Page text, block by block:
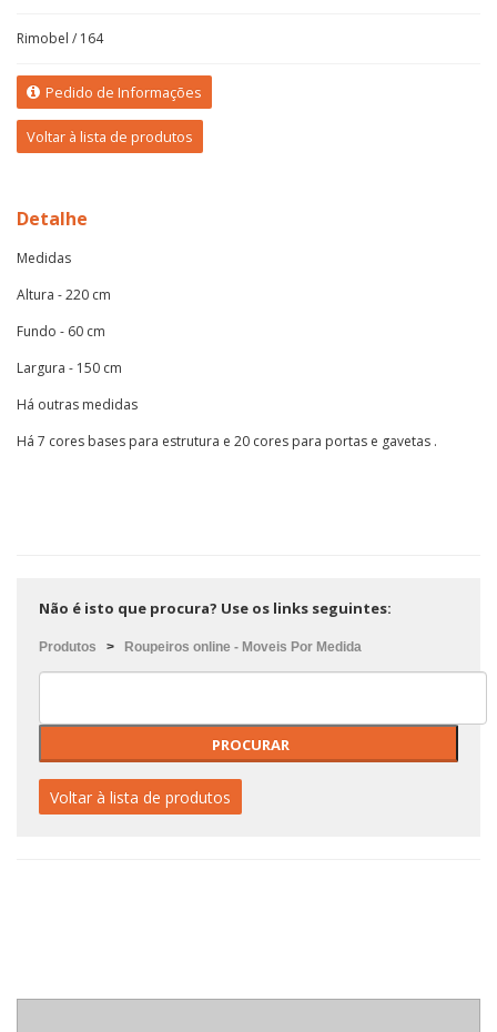
Rimobel / 164
Pedido de Informações
Voltar à lista de produtos
Detalhe
Medidas
Altura - 220 cm
Fundo - 60 cm
Largura - 150 cm
Há outras medidas
Há 7 cores bases para estrutura e 20 cores para portas e gavetas .
Não é isto que procura? Use os links seguintes:
Produtos > Roupeiros online - Moveis Por Medida
Voltar à lista de produtos